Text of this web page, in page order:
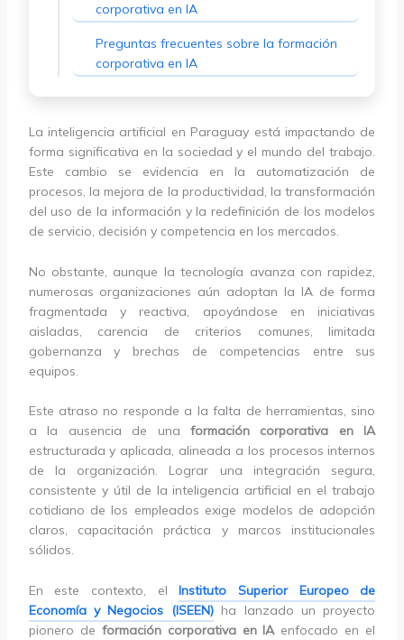
corporativa en IA
Preguntas frecuentes sobre la formación
corporativa en IA
La inteligencia artificial en Paraguay está impactando de
forma significativa en la sociedad y el mundo del trabajo.
Este cambio se evidencia en la automatización de
procesos, la mejora de la productividad, la transformación
del uso de la información y la redefinición de los modelos
de servicio, decisión y competencia en los mercados.
No obstante, aunque la tecnología avanza con rapidez,
numerosas organizaciones aún adoptan la IA de forma
fragmentada y reactiva, apoyándose en iniciativas
aisladas, carencia de criterios comunes, limitada
gobernanza y brechas de competencias entre sus
equipos.
Este atraso no responde a la falta de herramientas, sino
a la ausencia de una formación corporativa en IA
estructurada y aplicada, alineada a los procesos internos
de la organización. Lograr una integración segura,
consistente y útil de la inteligencia artificial en el trabajo
cotidiano de los empleados exige modelos de adopción
claros, capacitación práctica y marcos institucionales
sólidos.
En este contexto, elInstituto Superior Europeo de
Economía y Negocios (ISEEN)ha lanzado un proyecto
pionero de formación corporativa en IAenfocado en el